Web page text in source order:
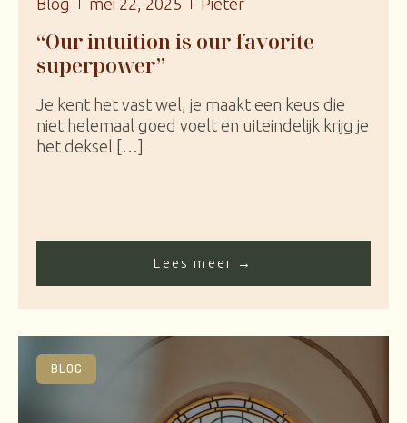
“Our intuition is our favorite
superpower”
Je kent het vast wel, je maakt een keus die
niet helemaal goed voelt en uiteindelijk krijg je
het deksel […]
Lees meer →
BLOG